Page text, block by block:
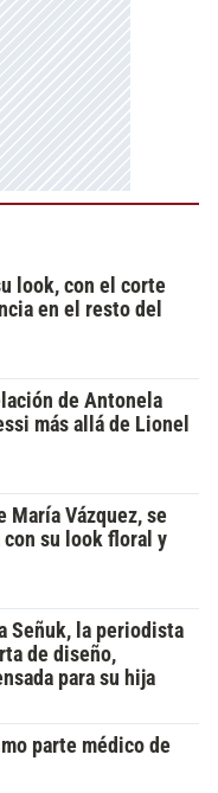
look, con el corte
en el resto del
de Antonela
más allá de Lionel
María Vázquez, se
con su look floral y
Señuk, la periodista
de diseño,
para su hija
parte médico de